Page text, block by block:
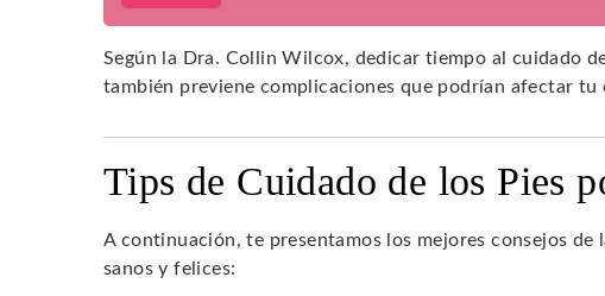
Según la Dra. Collin Wilcox, dedicar tiempo al cuidado
también previene complicaciones que podrían afectar tu
Tips de Cuidado de los Pies
A continuación, te presentamos los mejores consejos
sanos y felices: